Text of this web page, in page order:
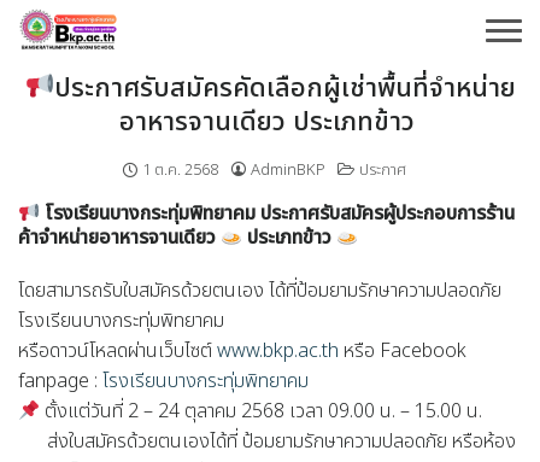
Skip
contentประกาศรับสมัครคัดเลือกผู้เช่าพื้นที่จำหน่าย
อาหารจานเดียว ประเภทข้าว
1 ต.ค. 2568 AdminBKP ประกาศ
โรงเรียนบางกระทุ่มพิทยาคม ประกาศรับสมัครผู้ประกอบการร้าน
ค้าจำหน่ายอาหารจานเดียว
ประเภทข้าว
โดยสามารถรับใบสมัครด้วยตนเอง ได้ที่ป้อมยามรักษาความปลอดภัย
โรงเรียนบางกระทุ่มพิทยาคม
หรือดาวน์โหลดผ่านเว็บไซต์www.bkp.ac.th หรือ Facebook
fanpage : โรงเรียนบางกระทุ่มพิทยาคม
ตั้งแต่วันที่ 2 – 24 ตุลาคม 2568 เวลา 09.00 น. – 15.00 น.
ส่งใบสมัครด้วยตนเองได้ที่ ป้อมยามรักษาความปลอดภัย หรือห้อง